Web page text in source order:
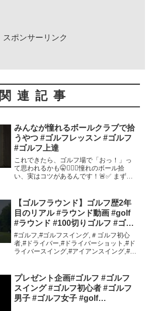
スポンサーリンク
関連記事
みんなが憧れるボールクラブで拾
うやつ #ゴルフレッスン #ゴルフ
#ゴルフ上達
これできたら、ゴルフ場で「おっ！」っ
て思われるかも🤫🏌️‍♂️✨憧れのボール拾
い、実はコツがあるんです！🚨✅ まずは
れたらウェッジで挑戦✨遊びながらフェ
ースの感覚が...
【ゴルフラウンド】ゴルフ歴2年
目のリアル #ラウンド動画 #golf
#ラウンド #100切りゴルフ #ゴル
フスイング #初心者ドライバー #
アイアンショット #練習ラウンド
#golfswing
#ゴルフ,#ゴルフスイング,＃ゴルフ初心
者,#ドライバー,#ドライバーショット,#ド
ライバースイング,#アイアンスイング,#ア
り,#100切りゴルフ,#9...
プレゼント企画#ゴルフ #ゴルフ
スイング #ゴルフ初心者 #ゴルフ
男子 #ゴルフ女子 #golf